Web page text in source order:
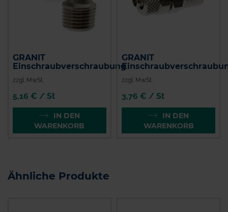
GRANIT
Einschraubverschraubung
zzgl. MwSt.
5,16 € / St
IN DEN
WARENKORB
GRANIT
zzgl. MwSt.
3,76 € / St
IN DEN
WARENKORB
Ähnliche Produkte